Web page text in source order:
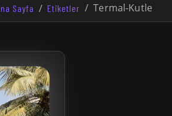
Sayfa Etiketler Termal-Kutle